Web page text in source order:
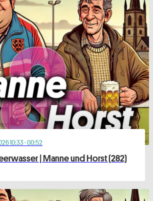
10:33· 00:52
| Manne und Horst (282)